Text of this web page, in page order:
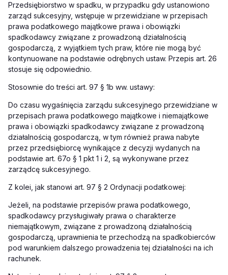
Przedsiębiorstwo w spadku, w przypadku gdy ustanowiono
zarząd sukcesyjny, wstępuje w przewidziane w przepisach
prawa podatkowego majątkowe prawa i obowiązki
spadkodawcy związane z prowadzoną działalnością
gospodarczą, z wyjątkiem tych praw, które nie mogą być
kontynuowane na podstawie odrębnych ustaw. Przepis art. 26
stosuje się odpowiednio.
Stosownie do treści art. 97 § 1b ww. ustawy:
Do czasu wygaśnięcia zarządu sukcesyjnego przewidziane w
przepisach prawa podatkowego majątkowe i niemajątkowe
prawa i obowiązki spadkodawcy związane z prowadzoną
działalnością gospodarczą, w tym również prawa nabyte
przez przedsiębiorcę wynikające z decyzji wydanych na
podstawie art. 67o § 1 pkt 1 i 2, są wykonywane przez
zarządcę sukcesyjnego.
Z kolei, jak stanowi art. 97 § 2 Ordynacji podatkowej:
Jeżeli, na podstawie przepisów prawa podatkowego,
spadkodawcy przysługiwały prawa o charakterze
niemajątkowym, związane z prowadzoną działalnością
gospodarczą, uprawnienia te przechodzą na spadkobierców
pod warunkiem dalszego prowadzenia tej działalności na ich
rachunek.